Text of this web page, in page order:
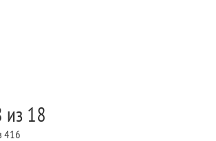
из 18
416